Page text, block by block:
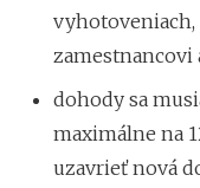
vyhotoveniach,
zamestnancovi
dohody sa
maximálne na
uzavrieť nová